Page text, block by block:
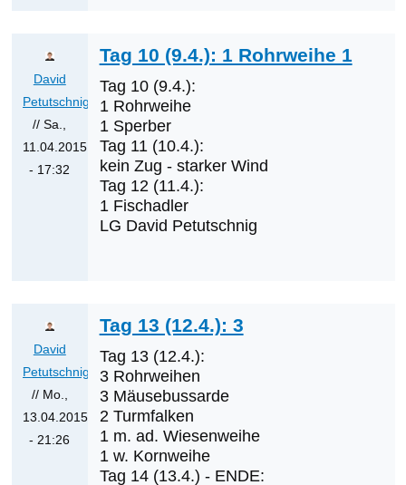
David
Petutschnig
// Sa.,
11.04.2015
- 17:32
Erstnachweise
sein?
von
Klaus
Cerjak
Tag 10 (9.4.): 1 Rohrweihe 1
Tag 10 (9.4.):
1 Rohrweihe
1 Sperber
Tag 11 (10.4.):
kein Zug - starker Wind
Tag 12 (11.4.):
1 Fischadler
LG David Petutschnig
David
Petutschnig
// Mo.,
13.04.2015
- 21:26
Tag 13 (12.4.): 3
Tag 13 (12.4.):
3 Rohrweihen
3 Mäusebussarde
2 Turmfalken
1 m. ad. Wiesenweihe
1 w. Kornweihe
Tag 14 (13.4.) - ENDE: